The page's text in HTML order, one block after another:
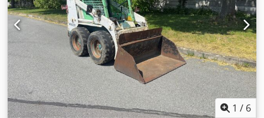
viljušku - mehanički brzi priključak - dodatni hidraulični
krug do nosača viljuške - pogon na sva četiri točka - 3
načina upravljanja - upravljanje džoistikom - kamera za
vožnju unazad - kabina sa grejanjem - svetlosni sistem sa
pokazivačima pravca - odmah spreman za upotrebu -
dobre gume - uključujući odobrenje za saobraćaj u
Nizozemskoj Cena prodaje: 21.900,-- neto Moguća je i
povoljna dostava! Uz doplatu, takođe i sa novom lopatom ili
novom radnom platformom!
1 / 6